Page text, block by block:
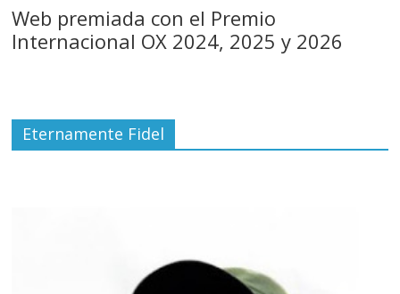
Web premiada con el Premio
Internacional OX 2024, 2025 y 2026
Eternamente Fidel